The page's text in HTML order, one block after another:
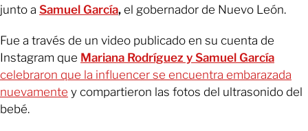
junto a Samuel García, el gobernador de Nuevo León.
Fue a través de un video publicado en su cuenta de
Instagram que Mariana Rodríguez y Samuel García
celebraron que la influencer se encuentra embarazada
nuevamente y compartieron las fotos del ultrasonido del
bebé.